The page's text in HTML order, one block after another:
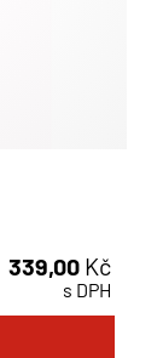
339,00 Kč
s DPH